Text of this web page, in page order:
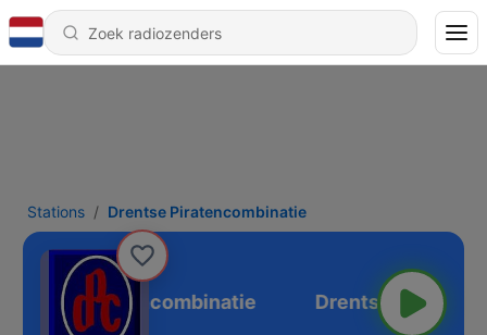
Stations Drentse Piratencombinatie
Piratencombinatie